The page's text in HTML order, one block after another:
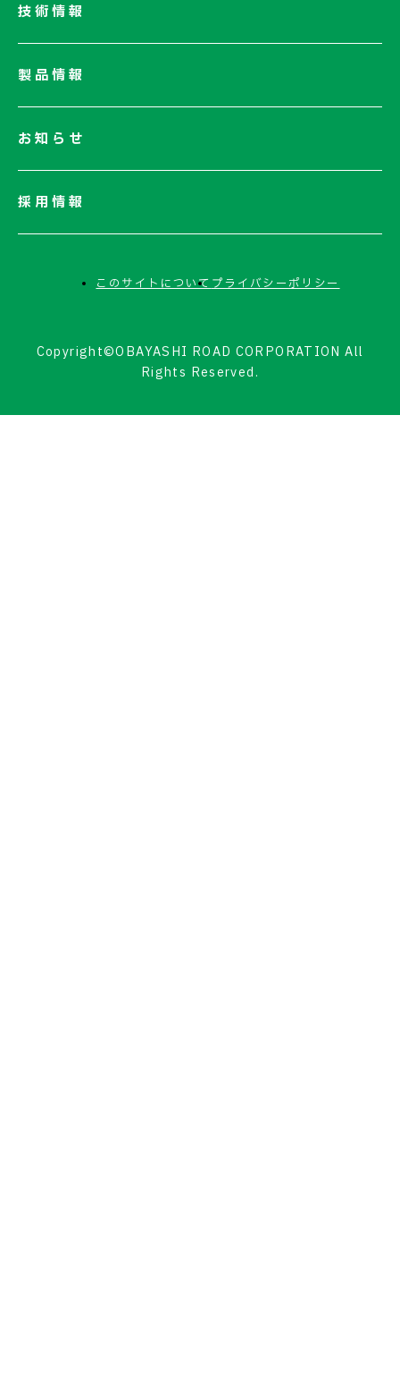
ネットワーク
技術情報
製品情報
お知らせ
採用情報
このサイトについてプライバシーポリシー
Copyright©OBAYASHI ROAD CORPORATION All
Rights Reserved.